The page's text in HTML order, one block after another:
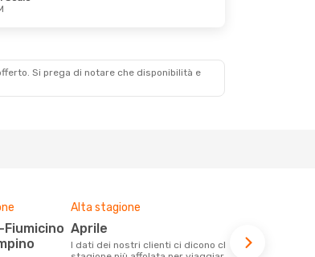
Si prega di notare che disponibilità e
Alta stagione
aprile
I dati dei nostri clienti ci dicono che la